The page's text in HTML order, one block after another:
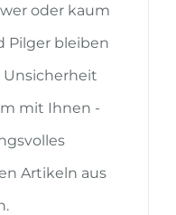
oder kaum
Pilger bleiben
Unsicherheit
mit Ihnen -
Artikeln aus